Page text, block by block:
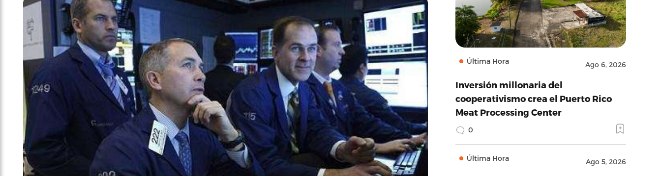
Última Hora Ago 6, 2026
Inversión millonaria del
cooperativismo crea el Puerto Rico
Meat Processing Center
0
Última Hora Ago 5, 2026